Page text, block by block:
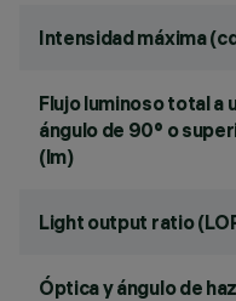
Intensidad máxima
Flujo luminoso total a
ángulo de 90° o
(lm)
Light output ratio
Óptica y ángulo de haz